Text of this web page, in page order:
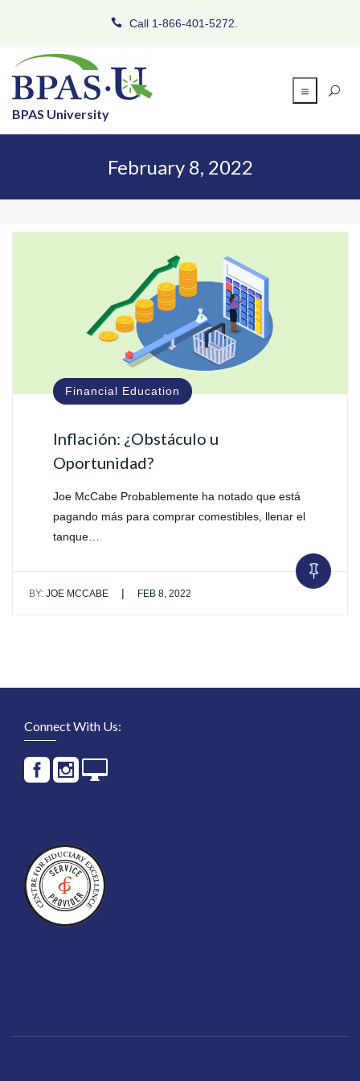
Call 1-866-401-5272.
BPAS University
February 8, 2022
Financial Education
Inflación: ¿Obstáculo u
Oportunidad?
Joe McCabe Probablemente ha notado que está
pagando más para comprar comestibles, llenar el
tanque…
BY: JOE MCCABE | FEB 8, 2022
Connect With Us: